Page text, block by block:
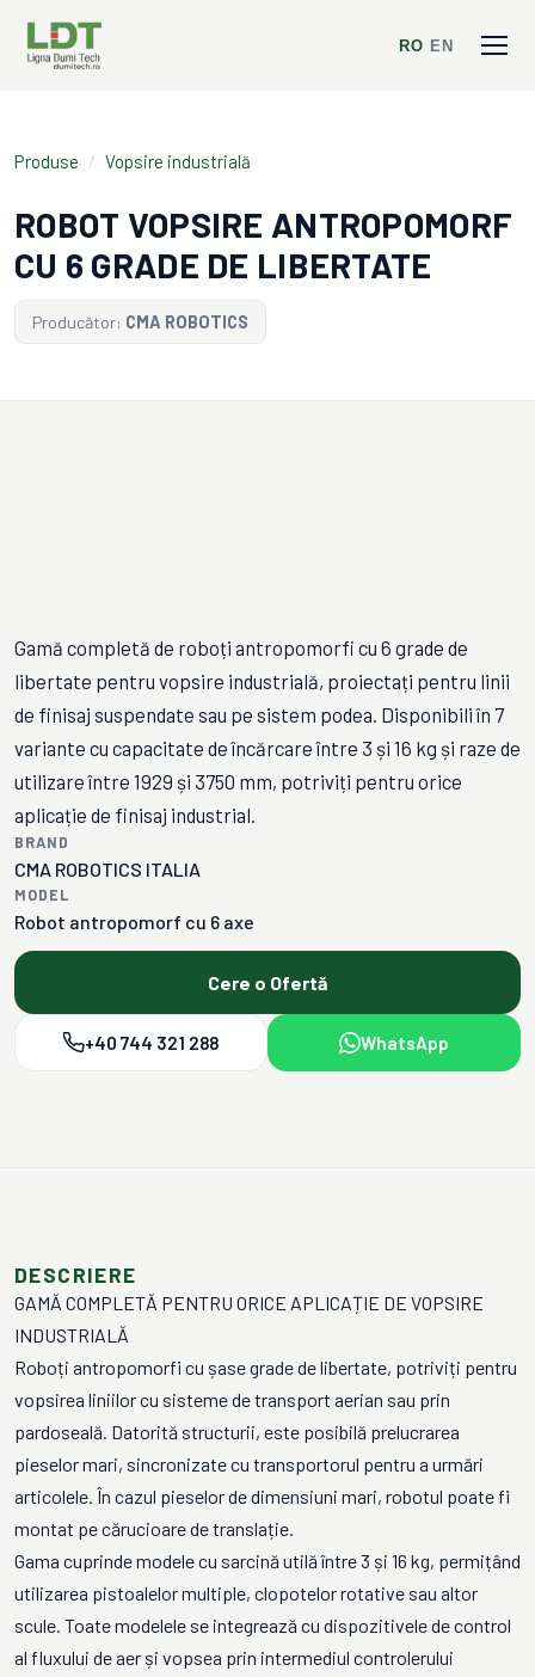
RO EN
Produse / Vopsire industrială
ROBOT VOPSIRE ANTROPOMORF
CU 6 GRADE DE LIBERTATE
Producător: CMA ROBOTICS
Gamă completă de roboți antropomorfi cu 6 grade de
libertate pentru vopsire industrială, proiectați pentru linii
de finisaj suspendate sau pe sistem podea. Disponibili în 7
variante cu capacitate de încărcare între 3 și 16 kg și raze de
utilizare între 1929 și 3750 mm, potriviți pentru orice
aplicație de finisaj industrial.
BRAND
CMA ROBOTICS ITALIA
MODEL
Robot antropomorf cu 6 axe
Cere o Ofertă
+40 744 321 288 WhatsApp
DESCRIERE
GAMĂ COMPLETĂ PENTRU ORICE APLICAȚIE DE VOPSIRE
INDUSTRIALĂ
Roboți antropomorfi cu șase grade de libertate, potriviți pentru
vopsirea liniilor cu sisteme de transport aerian sau prin
pardoseală. Datorită structurii, este posibilă prelucrarea
pieselor mari, sincronizate cu transportorul pentru a urmări
articolele. În cazul pieselor de dimensiuni mari, robotul poate fi
montat pe cărucioare de translație.
Gama cuprinde modele cu sarcină utilă între 3 și 16 kg, permițând
utilizarea pistoalelor multiple, clopotelor rotative sau altor
scule. Toate modelele se integrează cu dispozitivele de control
al fluxului de aer și vopsea prin intermediul controlerului